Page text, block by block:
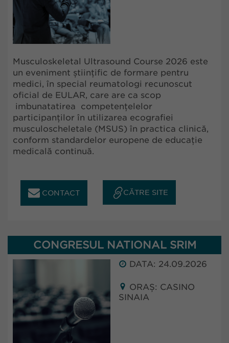
Musculoskeletal Ultrasound Course 2026 este
un eveniment științific de formare pentru
medici, în special reumatologi recunoscut
oficial de EULAR, care are ca scop
imbunatatirea competențelelor
participanților în utilizarea ecografiei
musculoscheletale (MSUS) în practica clinică,
conform standardelor europene de educație
medicală continuă.
CONTACT CĂTRE SITE
CONGRESUL NATIONAL SRIM
DATA: 24.09.2026
ORAȘ: CASINO
SINAIA